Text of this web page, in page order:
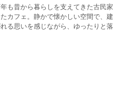
も昔から暮らしを支えてきた古民家
カフェ。静かで懐かしい空間で、建
る思いを感じながら、ゆったりと落